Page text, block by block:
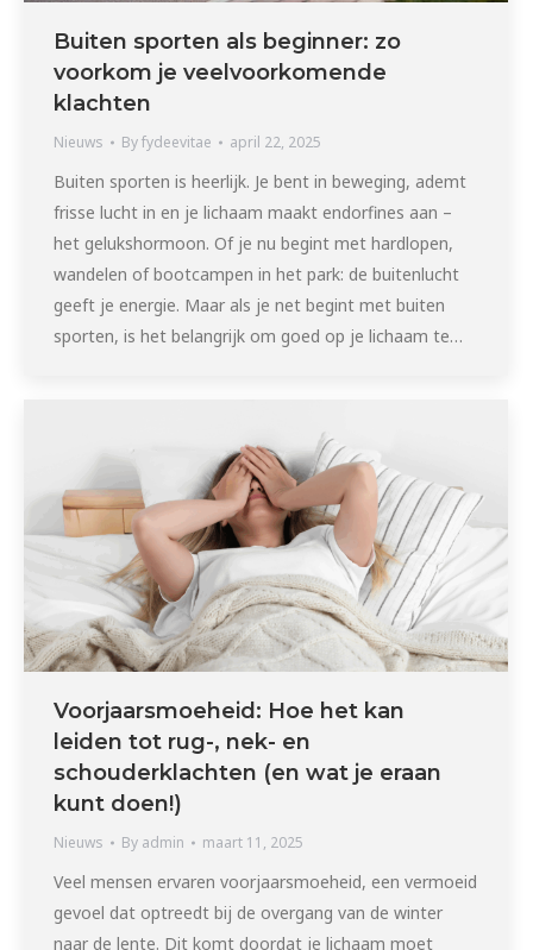
Buiten sporten als beginner: zo
voorkom je veelvoorkomende
klachten
Nieuws Byfydeevitae april 22, 2025
Buiten sporten is heerlijk. Je bent in beweging, ademt
frisse lucht in en je lichaam maakt endorfines aan –
het gelukshormoon. Of je nu begint met hardlopen,
wandelen of bootcampen in het park: de buitenlucht
geeft je energie. Maar als je net begint met buiten
sporten, is het belangrijk om goed op je lichaam te…
Voorjaarsmoeheid: Hoe het kan
leiden tot rug-, nek- en
schouderklachten (en wat je eraan
kunt doen!)
Nieuws By admin maart 11, 2025
Veel mensen ervaren voorjaarsmoeheid, een vermoeid
gevoel dat optreedt bij de overgang van de winter
naar de lente. Dit komt doordat je lichaam moet